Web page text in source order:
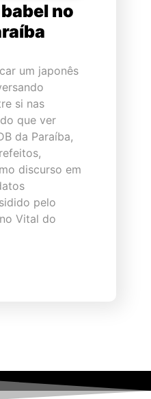
no
um japonês
si nas
que ver
da Paraíba,
discurso em
pelo
Vital do